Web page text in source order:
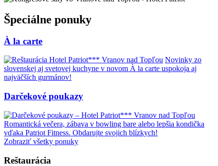
Špeciálne ponuky
À la carte
Novinky zo
slovenskej aj svetovej kuchyne v novom À la carte uspokoja aj
najväčších gurmánov!
Darčekové poukazy
Romantická večera, zábava v bowling bare alebo lepšia kondička
vďaka Patriot Fitness. Obdarujte svojich blízkych!
Zobraziť všetky ponuky
Reštaurácia